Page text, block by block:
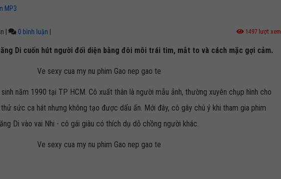
MP3
0 bình luận 1497 lượt xem
Di cuốn hút người đối diện bằng đôi môi trái tim, mắt to và cách mặc gợi cảm.
năm 1990 tại TP HCM. Cô xuất thân là người mẫu ảnh, thường xuyên chụp hình cho
sức ca hát nhưng không tạo được dấu ấn. Mới đây, cô gây chú ý khi tham gia phim
Di vào vai Nhi - cô gái giàu có thích dụ dỗ chồng người khác.